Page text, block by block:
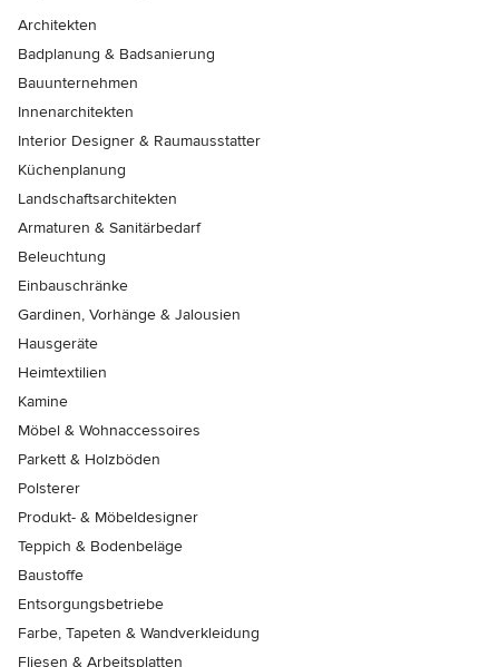
Architekten
Badplanung & Badsanierung
Bauunternehmen
Innenarchitekten
Interior Designer & Raumausstatter
Küchenplanung
Landschaftsarchitekten
Armaturen & Sanitärbedarf
Beleuchtung
Einbauschränke
Gardinen, Vorhänge & Jalousien
Hausgeräte
Heimtextilien
Kamine
Möbel & Wohnaccessoires
Parkett & Holzböden
Polsterer
Produkt- & Möbeldesigner
Teppich & Bodenbeläge
Baustoffe
Entsorgungsbetriebe
Farbe, Tapeten & Wandverkleidung
Fliesen & Arbeitsplatten